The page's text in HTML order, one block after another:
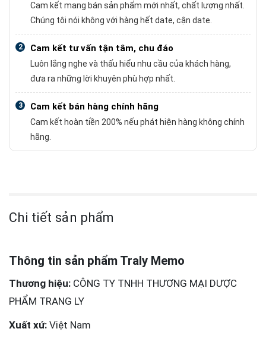
Cam kết mang bán sản phẩm mới nhất, chất lượng nhất.
Chúng tôi nói không với hàng hết date, cận date.
2 Cam kết tư vấn tận tâm, chu đáo
Luôn lắng nghe và thấu hiểu nhu cầu của khách hàng,
đưa ra những lời khuyên phù hợp nhất.
3 Cam kết bán hàng chính hãng
Cam kết hoàn tiền 200% nếu phát hiện hàng không chính
hãng.
Chi tiết sản phẩm
Thông tin sản phẩm Traly Memo
Thương hiệu: CÔNG TY TNHH THƯƠNG MẠI DƯỢC
PHẨM TRANG LY
Xuất xứ: Việt Nam